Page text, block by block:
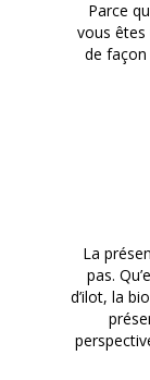
Parce
vous êtes
de
La
pas.
d’ilot, la